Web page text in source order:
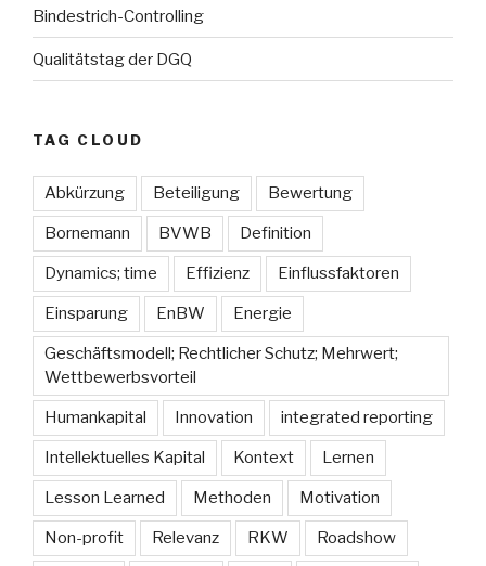
Bindestrich-Controlling
Qualitätstag der DGQ
TAG CLOUD
Abkürzung Beteiligung Bewertung
Bornemann BVWB Definition
Dynamics; time Effizienz Einflussfaktoren
Einsparung EnBW Energie
Geschäftsmodell; Rechtlicher Schutz; Mehrwert;
Wettbewerbsvorteil
Humankapital Innovation integrated reporting
Intellektuelles Kapital Kontext Lernen
Lesson Learned Methoden Motivation
Non-profit Relevanz RKW Roadshow